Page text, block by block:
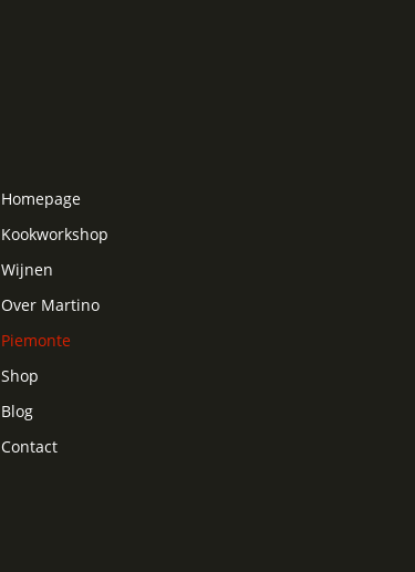
Homepage
Kookworkshop
Wijnen
Over Martino
Piemonte
Shop
Blog
Contact